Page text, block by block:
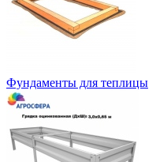
Фундаменты для теплицы